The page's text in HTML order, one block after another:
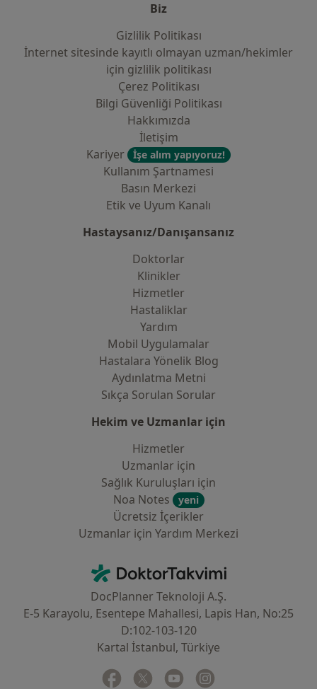
Biz
Gizlilik Politikası
İnternet sitesinde kayıtlı olmayan uzman/hekimler
i̇çin gizlilik politikası
Çerez Politikası
Bilgi Güvenliği Politikası
Hakkımızda
İletişim
Kariyer
İşe alım yapıyoruz!
Kullanım Şartnamesi
Basın Merkezi
Etik ve Uyum Kanalı
Hastaysanız/Danışansanız
Doktorlar
Klinikler
Hizmetler
Hastaliklar
Yardım
Mobil Uygulamalar
Hastalara Yönelik Blog
Aydınlatma Metni
Sıkça Sorulan Sorular
Hekim ve Uzmanlar için
Hizmetler
Uzmanlar için
Sağlık Kuruluşları için
Noa Notes
yeni
Ücretsiz İçerikler
Uzmanlar için Yardım Merkezi
DoktorTakvimi - Ana Sayfa
DocPlanner Teknoloji A.Ş.
E-5 Karayolu, Esentepe Mahallesi, Lapis Han, No:25
D:102-103-120
Kartal İstanbul, Türkiye
Facebook
yeni bir sekmede açılır
Twitter
yeni bir sekmede açılır
Youtube
yeni bir sekmede açılır